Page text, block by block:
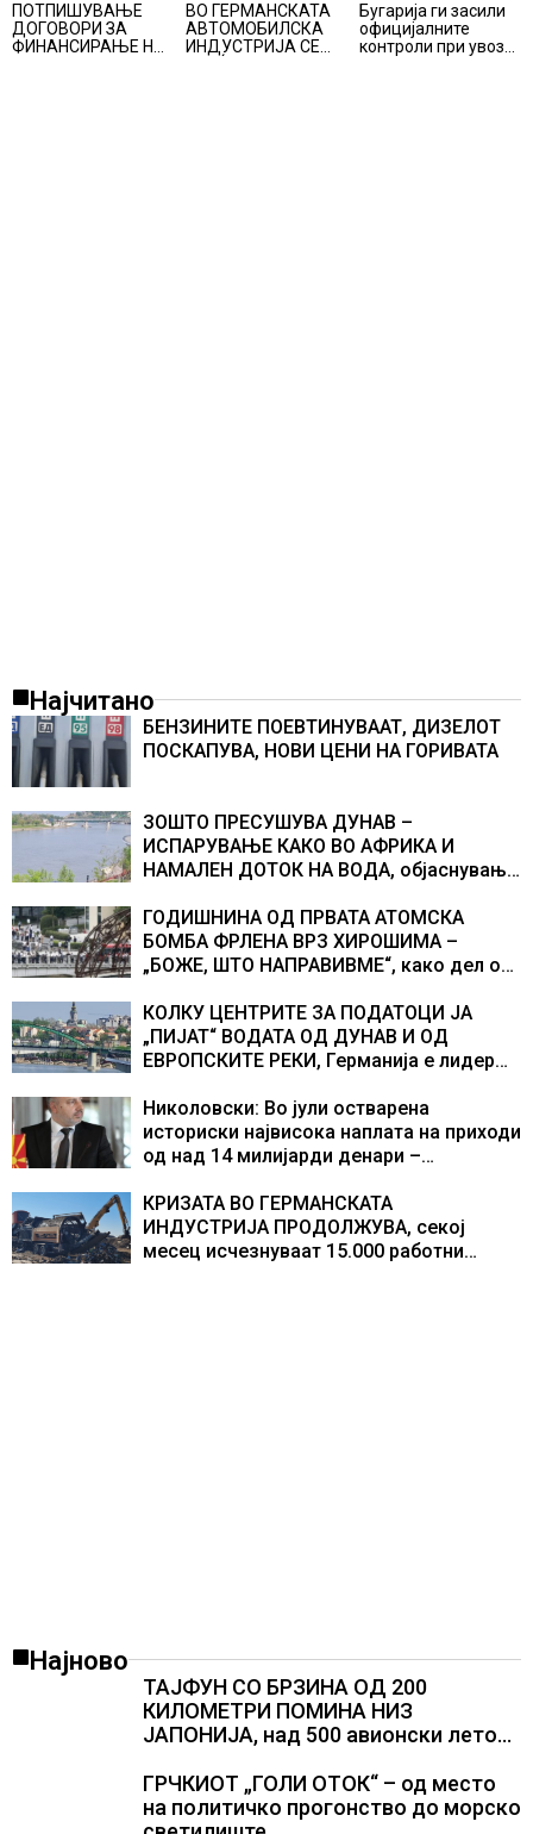
ПОТПИШУВАЊЕ
ДОГОВОРИ ЗА
ФИНАНСИРАЊЕ НА
ВО ГЕРМАНСКАТА
АВТОМОБИЛСКА
ИНДУСТРИЈА СЕ
Бугарија ги засили
официјалните
контроли при увоз
Најчитано
БЕНЗИНИТЕ ПОЕВТИНУВААТ, ДИЗЕЛОТ
ПОСКАПУВА, НОВИ ЦЕНИ НА ГОРИВАТА
ЗОШТО ПРЕСУШУВА ДУНАВ –
ИСПАРУВАЊЕ КАКО ВО АФРИКА И
НАМАЛЕН ДОТОК НА ВОДА, објаснување
ГОДИШНИНА ОД ПРВАТА АТОМСКА
БОМБА ФРЛЕНА ВРЗ ХИРОШИМА –
„БОЖЕ, ШТО НАПРАВИВМЕ“, како дел од
учесниците во бомбардирањето го
доживуваа овој настан што го промени
текот на историјата
КОЛКУ ЦЕНТРИТЕ ЗА ПОДАТОЦИ ЈА
„ПИЈАТ“ ВОДАТА ОД ДУНАВ И ОД
ЕВРОПСКИТЕ РЕКИ, Германија е лидер
центри за податоци
Николовски: Во јули остварена
историски највисока наплата на приходи
од над 14 милијарди денари –
резултати
КРИЗАТА ВО ГЕРМАНСКАТА
ИНДУСТРИЈА ПРОДОЛЖУВА, секој
месец исчезнуваат 15.000 работни
Најново
ТАЈФУН СО БРЗИНА ОД 200
КИЛОМЕТРИ ПОМИНА НИЗ
ЈАПОНИЈА, над 500 авионски летови
ГРЧКИОТ „ГОЛИ ОТОК“ – од место
на политичко прогонство до морско